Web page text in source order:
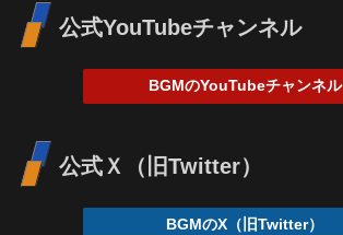
公式YouTubeチャンネル
BGMのYouTubeチャンネル
公式Ｘ（旧Twitter）
BGMのX（旧Twitter）